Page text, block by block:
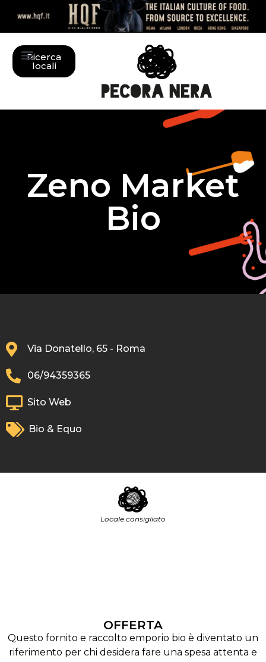
Ricerca
locali
Zeno Market
Bio
Via Donatello, 65 - Roma
06/94359365
Sito Web
Bio & Equo
Locale consigliato
OFFERTA
Questo fornito e raccolto emporio bio è diventato un
riferimento per chi desidera fare una spesa attenta e